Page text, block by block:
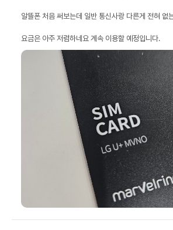
요금은 아주 저렴하네요 계속 이용할 예정입니다.